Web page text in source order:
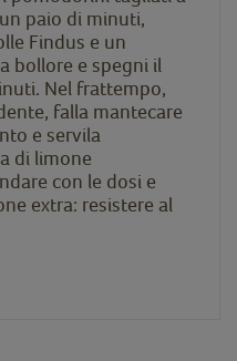
paio di minuti,
Findus e un
bollore e spegni il
Nel frattempo,
falla mantecare
e servila
di limone
con le dosi e
extra: resistere al